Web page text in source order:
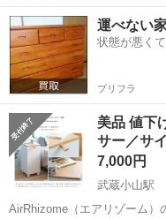
ませんか？ 大人気の施設警
通勤楽々♪ 休憩時間はたっぷ
ける！ ＼未経験ス...
東京 目黒区 警備員
運べない
状態が悪く
プリフラ
美品 値下
サー／サ
7,000円
武蔵小山駅
AirRhizome（エアリゾーム）